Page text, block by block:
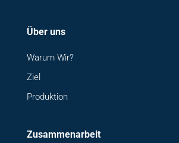
Über uns
Warum Wir?
Ziel
Produktion
Zusammenarbeit